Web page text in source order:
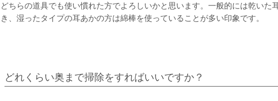
どちらの道具でも使い慣れた方でよろしいかと思います。一般的には乾いた
き、湿ったタイプの耳あかの方は綿棒を使っていることが多い印象です。
どれくらい奥まで掃除をすればいいですか？